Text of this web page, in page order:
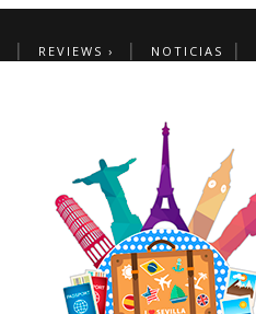
REVIEWS › NOTICIAS